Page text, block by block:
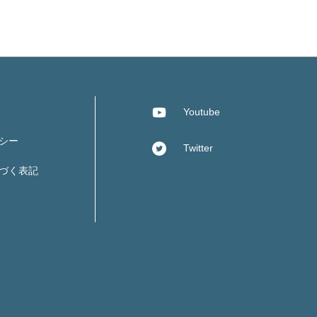
ー
く表記
Youtube
Twitter